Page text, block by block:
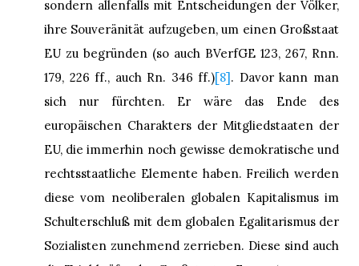
sondern allenfalls mit Entscheidungen der Völker,
ihre Souveränität aufzugeben, um einen Großstaat
EU zu begründen (so auch BVerfGE 123, 267, Rnn.
179, 226 ff., auch Rn. 346 ff.)[8]. Davor kann man
sich nur fürchten. Er wäre das Ende des
europäischen Charakters der Mitgliedstaaten der
EU, die immerhin noch gewisse demokratische und
rechtsstaatliche Elemente haben. Freilich werden
diese vom neoliberalen globalen Kapitalismus im
Schulterschluß mit dem globalen Egalitarismus der
Sozialisten zunehmend zerrieben. Diese sind auch